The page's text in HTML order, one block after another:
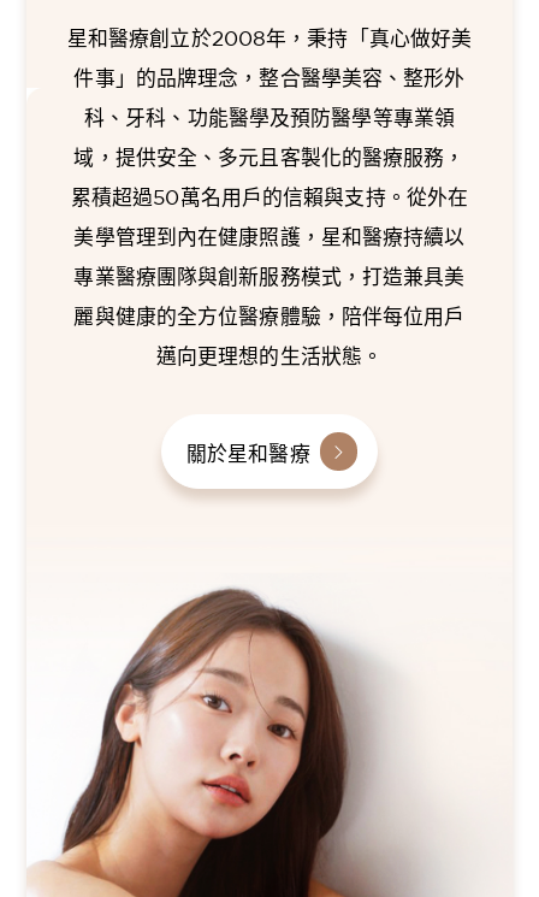
星和醫療創立於2008年，秉持「真心做好美
件事」的品牌理念，整合醫學美容、整形外
科、牙科、功能醫學及預防醫學等專業領
域，提供安全、多元且客製化的醫療服務，
累積超過50萬名用戶的信賴與支持。從外在
美學管理到內在健康照護，星和醫療持續以
專業醫療團隊與創新服務模式，打造兼具美
麗與健康的全方位醫療體驗，陪伴每位用戶
邁向更理想的生活狀態。
關於星和醫療